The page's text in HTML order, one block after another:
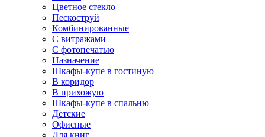
Цветное стекло
Пескоструй
Комбинированные
С витражами
С фотопечатью
Назначение
Шкафы-купе в гостиную
В коридор
В прихожую
Шкафы-купе в спальню
Детские
Офисные
Для книг